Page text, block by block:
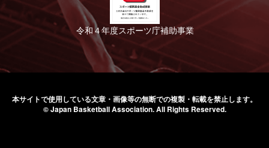
令和４年度スポーツ庁補助事業
本サイトで使用している文章・画像等の無断での複製・転載を禁止します。
© Japan Basketball Association.All Rights Reserved.